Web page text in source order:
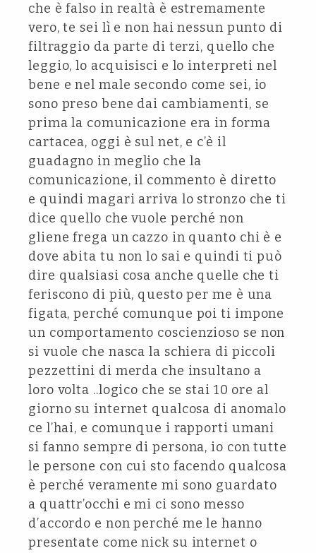
che è falso in realtà è estremamente
vero, te sei lì e non hai nessun punto di
filtraggio da parte di terzi, quello che
leggio, lo acquisisci e lo interpreti nel
bene e nel male secondo come sei, io
sono preso bene dai cambiamenti, se
prima la comunicazione era in forma
cartacea, oggi è sul net, e c’è il
guadagno in meglio che la
comunicazione, il commento è diretto
e quindi magari arriva lo stronzo che ti
dice quello che vuole perché non
gliene frega un cazzo in quanto chi è e
dove abita tu non lo sai e quindi ti può
dire qualsiasi cosa anche quelle che ti
feriscono di più, questo per me è una
figata, perché comunque poi ti impone
un comportamento coscienzioso se non
si vuole che nasca la schiera di piccoli
pezzettini di merda che insultano a
loro volta ..logico che se stai 10 ore al
giorno su internet qualcosa di anomalo
ce l’hai, e comunque i rapporti umani
si fanno sempre di persona, io con tutte
le persone con cui sto facendo qualcosa
è perché veramente mi sono guardato
a quattr’occhi e mi ci sono messo
d’accordo e non perché me le hanno
presentate come nick su internet o